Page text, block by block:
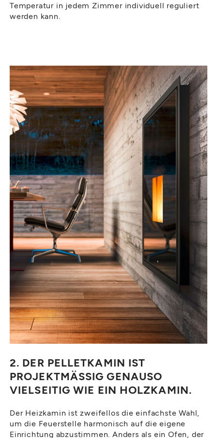
Temperatur in jedem Zimmer individuell reguliert
werden kann.
2. DER PELLETKAMIN IST
PROJEKTMÄSSIG GENAUSO
VIELSEITIG WIE EIN HOLZKAMIN.
Der Heizkamin ist zweifellos die einfachste Wahl,
um die Feuerstelle harmonisch auf die eigene
Einrichtung abzustimmen. Anders als ein Ofen, der